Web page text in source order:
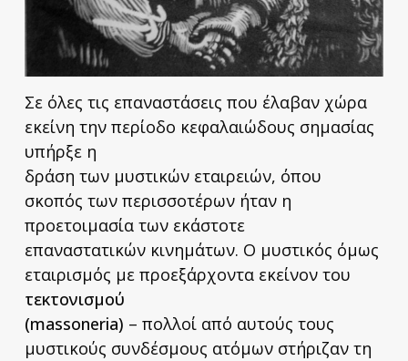
Σε όλες τις επαναστάσεις που έλαβαν χώρα
εκείνη την περίοδο κεφαλαιώδους σημασίας
υπήρξε η
δράση των μυστικών εταιρειών, όπου
σκοπός των περισσοτέρων ήταν η
προετοιμασία των εκάστοτε
επαναστατικών κινημάτων. Ο μυστικός όμως
εταιρισμός με προεξάρχοντα εκείνον του
τεκτονισμού
(massoneria) – πολλοί από αυτούς τους
μυστικούς συνδέσμους ατόμων στήριζαν τη